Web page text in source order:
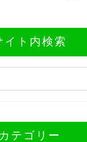
イト内検索
カテゴリー